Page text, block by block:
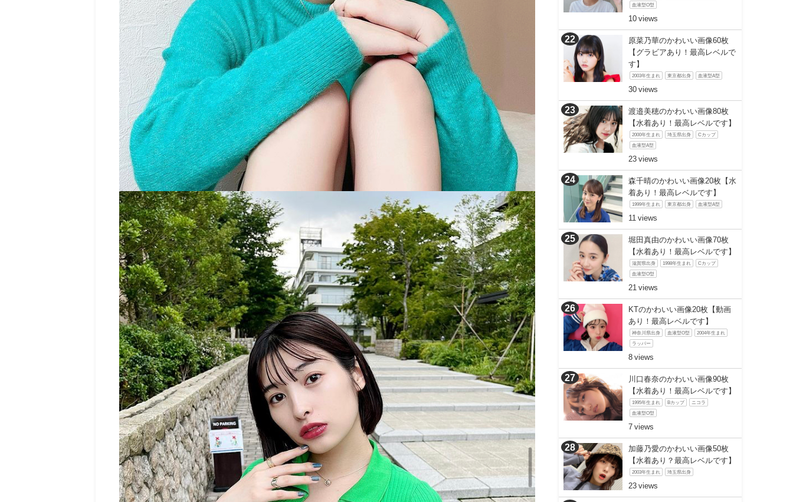
血液型O型
10
原菜乃華のかわいい画像60枚
【グラビアあり！最高レベルで
す】
2003年生まれ 東京都出身 血液型A型
30
渡邉美穂のかわいい画像80枚
【水着あり！最高レベルです】
2000年生まれ 埼玉県出身 Cカップ
血液型A型
23
森千晴のかわいい画像20枚【水
着あり！最高レベルです】
1999年生まれ 東京都出身 血液型A型
11
堀田真由のかわいい画像70枚
【水着あり！最高レベルです】
滋賀県出身 1998年生まれ Cカップ
血液型O型
21
KTのかわいい画像20枚【動画
あり！最高レベルです】
神奈川県出身 血液型O型 2004年生まれ
ラッパー
8
川口春奈のかわいい画像90枚
【水着あり！最高レベルです】
1995年生まれ Bカップ ニコラ
血液型O型
7
加藤乃愛のかわいい画像50枚
【水着あり？最高レベルです】
2003年生まれ 埼玉県出身
23